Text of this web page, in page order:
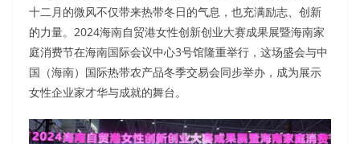
十二月的微风不仅带来热带冬日的气息，也充满励志、创新
的力量。2024海南自贸港女性创新创业大赛成果展暨海南家
庭消费节在海南国际会议中心3号馆隆重举行，这场盛会与中
国（海南）国际热带农产品冬季交易会同步举办，成为展示
女性企业家才华与成就的舞台。